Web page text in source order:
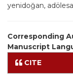
yenidoğan,
Corresponding
Manuscript
CITE